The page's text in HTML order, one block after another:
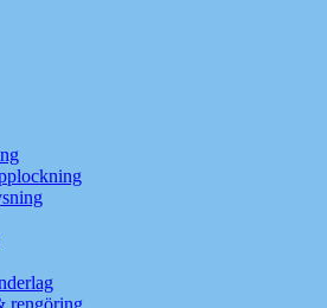
rengöring